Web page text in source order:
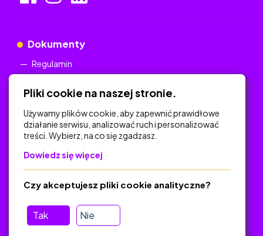
Dokumenty
Regulamin
Na skróty
Polityka Prywatności
Regulamin
O platformie
Baza materiałów dydaktycznych
Jak zostać autorem
Pliki cookie na naszej stronie.
Używamy plików cookie, aby zapewnić prawidłowe
działanie serwisu, analizować ruch i personalizować
treści. Wybierz, na co się zgadzasz.
Dowiedz się więcej
Tak Nie
Czy akceptujesz pliki cookie analityczne?